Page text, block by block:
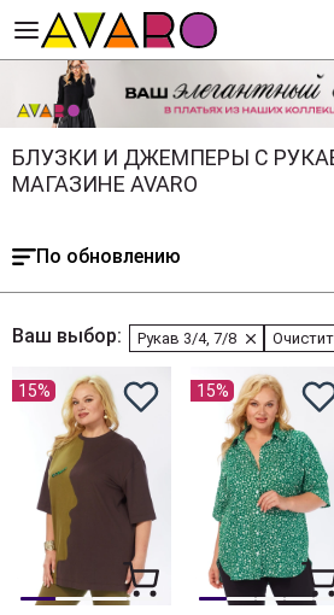
БЛУЗКИ И ДЖЕМПЕРЫ С
МАГАЗИНЕ AVARO
По обновлению
Ваш выбор: Рукав 3/4, 7/8
15% 15%